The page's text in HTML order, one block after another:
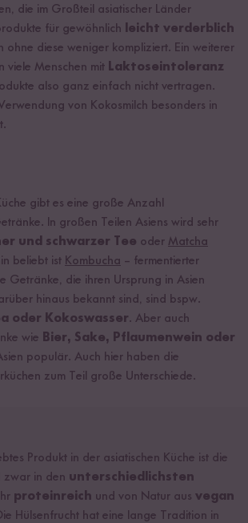
die im Großteil asiatischer Länder
für gewöhnlich
leicht verderblich
ohne diese weniger kompliziert. Ein weiterer
viele Menschen mit Laktoseintoleranz
also ganz einfach nicht vertragen.
von Kokosmilch besonders in
gibt es eine große Anzahl
In großen Teilen Asiens wird sehr
und schwarzer Tee oder Matcha
beliebt ist Kombucha – fermentierter
Getränke, die ihren Ursprung in Asien
hinaus bekannt sind, sind bspw.
oder Kokoswasser. Aber auch
wie Bier, Sake, Pflaumenwein oder
populär. Auch hier haben die
zum Teil große Unterschiede.
Produkt in der asiatischen Küche ist die
zwar in den unterschiedlichsten
proteinreich und von Natur aus vegan
Hülsenfrucht hat eine lange Tradition in